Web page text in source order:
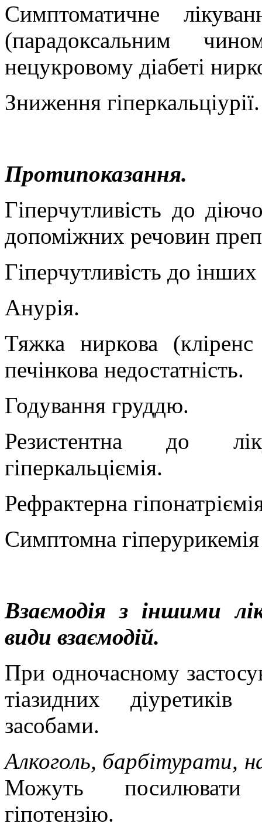
Симптоматичне
(парадоксальним
нецукровому діабеті
Зниження гіперкальціурії.
Протипоказання.
Гіперчутливість до
допоміжних речовин
Гіперчутливість до інших
Анурія.
Тяжка ниркова
печінкова недостатність.
Годування груддю.
Резистентна до
гіперкальціємія.
Рефрактерна
Симптомна
Взаємодія з іншими
види взаємодій.
При одночасному
тіазидних
засобами.
Алкоголь, барбітурати,
Можуть посилювати
гіпотензію.